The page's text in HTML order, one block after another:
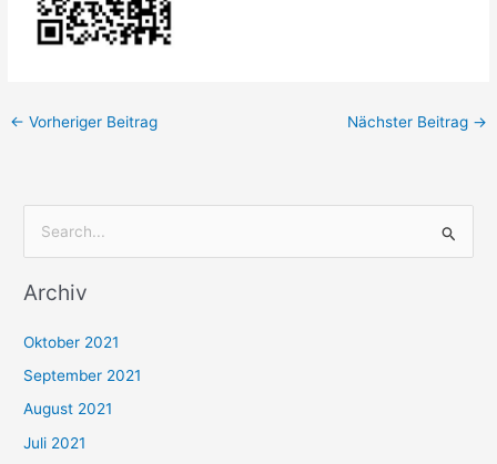
← Vorheriger Beitrag Nächster Beitrag →
c
n
n
a
Archiv
Oktober 2021
September 2021
August 2021
Juli 2021